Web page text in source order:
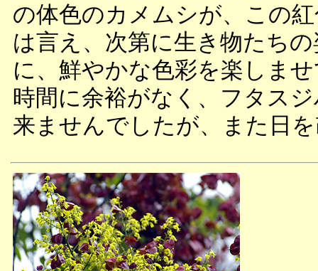
の体色のカメムシが、この
は言え、次第に生き物たち
に、鮮やかな色彩を楽しま
時間に余裕がなく、フタス
来ませんでしたが、また日